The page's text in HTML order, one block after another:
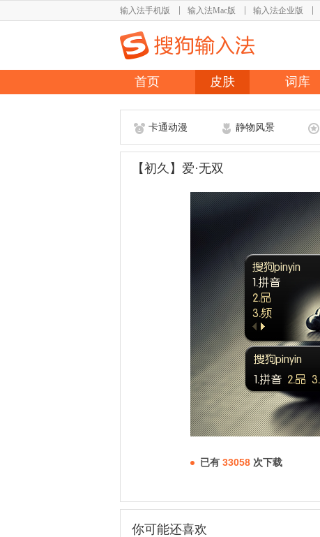
输入法手机版 输入法Mac版 输入法企业版
首页 皮肤 词库
卡通动漫 静物风景
【初久】爱·无双
已有 33058 次下载
你可能还喜欢